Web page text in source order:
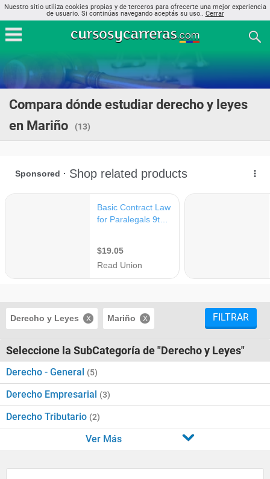
Nuestro sitio utiliza cookies propias y de terceros para ofrecerte una mejor experiencia
de usuario. Si continúas navegando aceptás su uso.. Cerrar
Compara dónde estudiar derecho y leyes
en Mariño
(13)
Derecho y Leyes Mariño FILTRAR
Seleccione la SubCategoría de "Derecho y Leyes"
Derecho - General (5)
Derecho Empresarial (3)
Derecho Tributario (2)
Ver Más